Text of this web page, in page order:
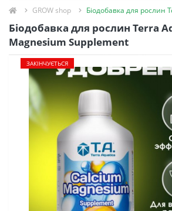
GROW shop Біодобавка для рослин
Біодобавка для рослин Terra
Magnesium Supplement
ЗАКІНЧУЄТЬСЯ